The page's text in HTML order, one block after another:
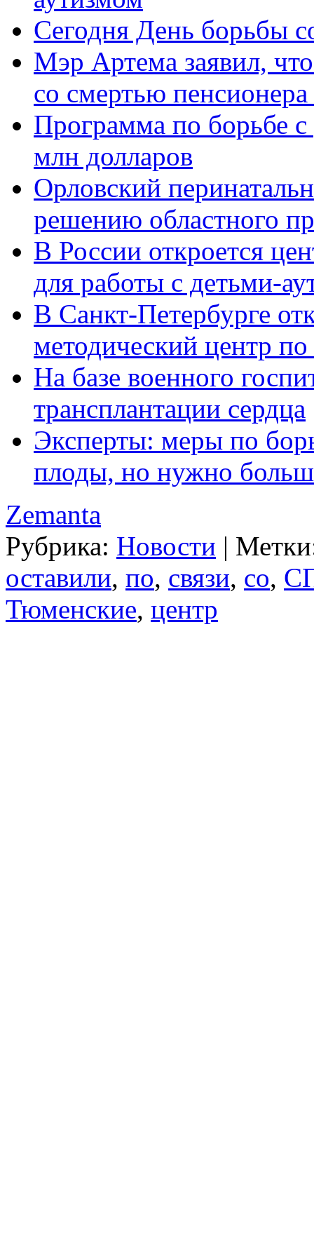
Сегодня День борьбы
Мэр Артема заявил,
со смертью
Программа по борьбе
млн долларов
Орловский
решению областного
В России откроется
для работы с детьми-
В Санкт-Петербурге
методический центр по
На базе военного
трансплантации сердца
Эксперты: меры по
плоды, но нужно
Zemanta
Рубрика: Новости |
оставили, по, связи, со,
Тюменские, центр